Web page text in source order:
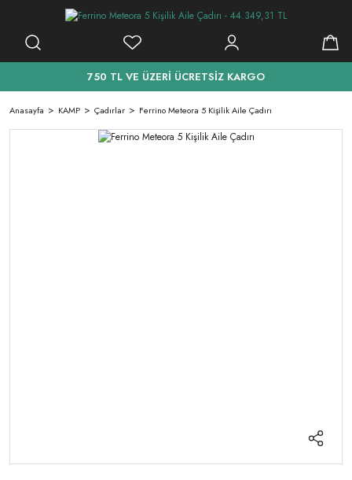
750 TL VE ÜZERİ ÜCRETSİZ KARGO
Anasayfa KAMP Çadırlar Ferrino Meteora 5 Kişilik Aile Çadırı